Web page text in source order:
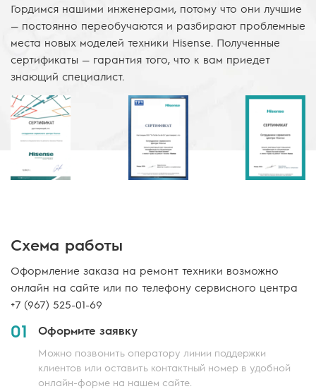
Гордимся нашими инженерами, потому что они лучшие
— постоянно переобучаются и разбирают проблемные
места новых моделей техники Hisense. Полученные
сертификаты — гарантия того, что к вам приедет
знающий специалист.
Схема работы
Оформление заказа на ремонт техники возможно
онлайн на сайте или по телефону сервисного центра
+7 (967) 525-01-69
01 Оформите заявку
Можно позвонить оператору линии поддержки
клиентов или оставить контактный номер в удобной
онлайн-форме на нашем сайте.